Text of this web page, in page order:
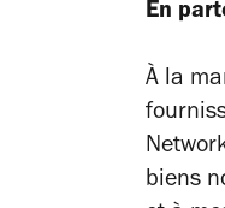
En
À la
biens